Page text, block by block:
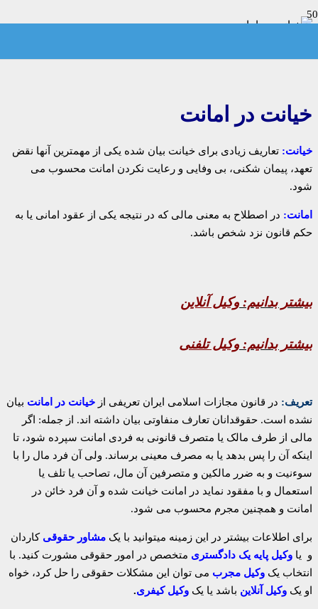
خیانت در امانت
خیانت: تعاریف زیادی برای خیانت بیان شده یکی از مهمترین آنها نقض
تعهد، پیمان شکنی، بی وفایی و رعایت نکردن امانت محسوب می
شود.
امانت: در اصطلاح به معنی مالی که در نتیجه یکی از عقود امانی یا به
حکم قانون نزد شخص باشد.
بیشتر بدانیم: وکیل آنلاین
بیشتر بدانیم: وکیل تلفنی
تعریف: در قانون مجازات اسلامی ایران تعریفی از خیانت در امانت بیان
نشده است. حقوقدانان تعارف منفاوتی بیان داشته اند. از جمله: اگر
مالی از طرف مالک یا متصرف قانونی به فردی امانت سپرده شود، تا
اینکه آن را پس بدهد یا به مصرف معینی برساند. ولی آن فرد مال را با
سوءنیت و به ضرر مالکین و متصرفین آن مال، تصاحب یا تلف یا
استعمال و با مفقود نماید در امانت خیانت شده و آن فرد خائن در
امانت و همچنین مجرم محسوب می شود.
برای اطلاعات بیشتر در این زمینه میتوانید با یک مشاور حقوقی کاردان
و یا وکیل پایه یک دادگستری متخصص در امور حقوقی مشورت کنید. با
انتخاب یک وکیل مجرب می توان این مشکلات حقوقی را حل کرد، خواه
او یک وکیل آنلاین باشد یا یک وکیل کیفری.